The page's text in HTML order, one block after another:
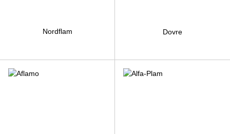
Nordflam Dovre